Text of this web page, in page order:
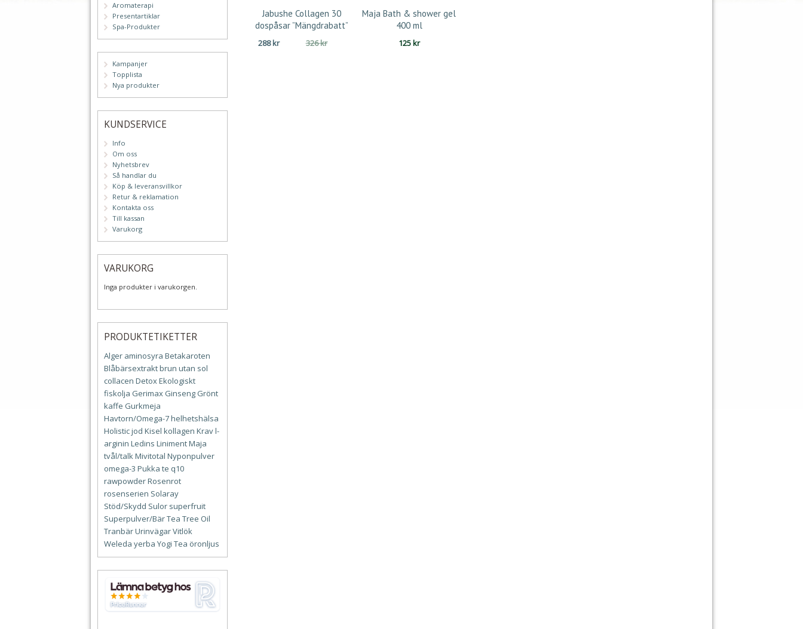
Jabushe Collagen 30
dospåsar ”Mängdrabatt”
326krDet
288kr
Det
Maja Bath & shower gel
400 ml
125kr
Aromaterapi
Presentartiklar
Spa-Produkter
Kampanjer
Topplista
Nya produkter
KUNDSERVICE
Info
Om oss
Nyhetsbrev
Så handlar du
Köp & leveransvillkor
Retur & reklamation
Kontakta oss
Till kassan
Varukorg
VARUKORG
Inga produkter i varukorgen.
PRODUKTETIKETTER
Alger aminosyra Betakaroten
Blåbärsextraktbrun utan sol
collacen DetoxEkologiskt
fiskolja Gerimax Ginseng Grönt
kaffe Gurkmeja
Havtorn/Omega-7helhetshälsa
Holisticjod Kisel kollagen Kravl-
arginin Ledins LinimentMaja
tvål/talkMivitotal Nyponpulver
omega-3 Pukka te q10
rawpowderRosenrot
rosenserien Solaray
Stöd/Skydd Sulor superfruit
Superpulver/BärTea Tree Oil
TranbärUrinvägarVitlök
Weleda yerba Yogi Tea öronljus